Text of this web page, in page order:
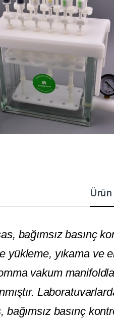
bağımsız basınç
yükleme, yıkama ve
vakum
bağımsız basınç